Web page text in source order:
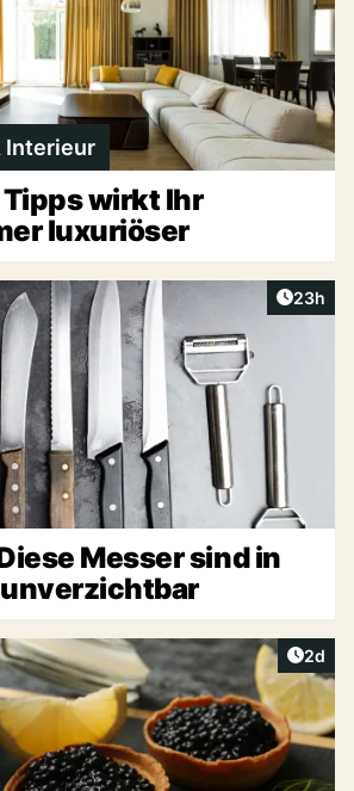
Interieur
wirkt Ihr
luxuriöser
Artikel
23h
Messer sind in
2d